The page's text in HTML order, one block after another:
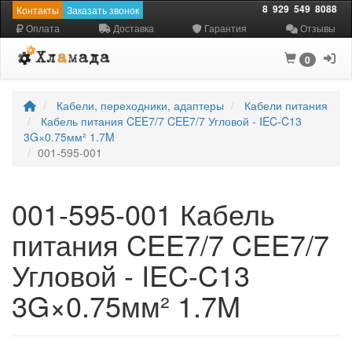
Контакты Заказать звонок 8 929 549 8088
Оплата Доставка Гарантия Отзывы
0
Кабели, переходники, адаптеры
Кабели питания
Кабель питания CEE7/7 CEE7/7 Угловой - IEC-C13
3G×0.75мм² 1.7M
001-595-001
001-595-001 Кабель
питания CEE7/7 CEE7/7
Угловой - IEC-C13
3G×0.75мм² 1.7M